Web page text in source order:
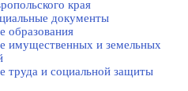
края
документы
образования
имущественных и земельных
труда и социальной защиты